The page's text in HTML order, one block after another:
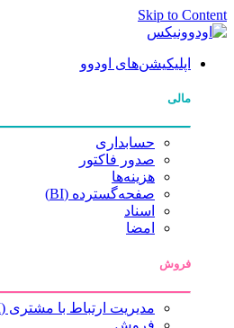
Skip to Content
اپلیکیشن‌های اودوو
مالی
حسابداری
صدور فاکتور
هزینه‌ها
صفحه‌گسترده (BI)
اسناد
امضا
فروش
مدیریت ارتباط با مشتری (CRM)
فروش